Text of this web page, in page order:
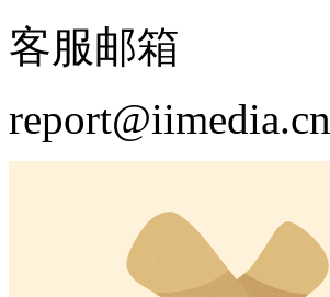
客服邮箱
report@iimedia.cn